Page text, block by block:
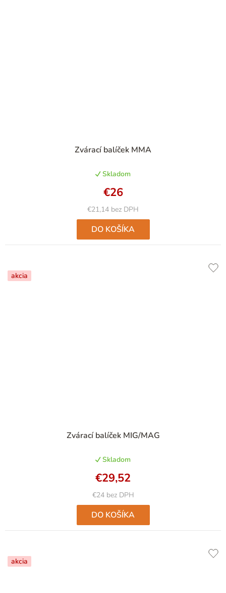
Zvárací balíček MMA
hodnotenie
je
5,0
z
5
hviezdičiek.
Skladom
€21,14 bez DPH
€26
DO KOŠÍKA
akcia
Zvárací balíček MIG/MAG
Skladom
€24 bez DPH
€29,52
DO KOŠÍKA
akcia